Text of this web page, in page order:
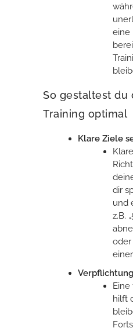
eine
So gestaltest du
Training optimal
Klare Ziele
dir
und
z.B.
oder
hilft